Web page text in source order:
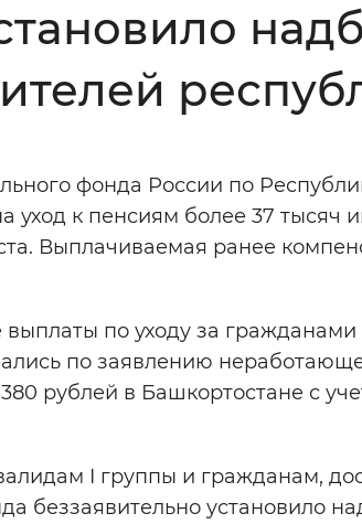
Инверсивный
Остановить
фонда России по
уход к пенсиям более 37 тысяч
Выплачиваемая ранее
по уходу за гражданами
по заявлению
рублей в Башкортостане с
I группы и гражданам,
беззаявительно установило